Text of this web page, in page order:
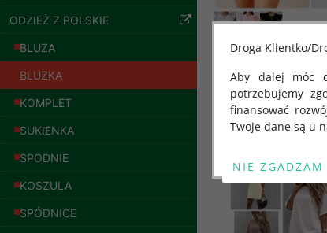
ODZIEŻ Z POLSKIE
BLUZA
BLUZKA
KOMPLET
SUKIENKA
SPODNIE
KOSZULA
SPÓDNICE
Bluzy damskie Roz
L-3XL. 1 kolor.
Paczka 10 szt
Inne produkty
Droga Klientko/
Aby dalej móc
potrzebujemy
finansować
Twoje dane są u
Od 25 maja
kwietnia 2016 r.
swobodnego
"GDPR" lub
przetwarzaniu